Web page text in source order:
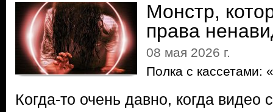
Монстр,
права
08 мая 2026 г.
Полка с кассетами:
Когда-то очень давно, когда видео